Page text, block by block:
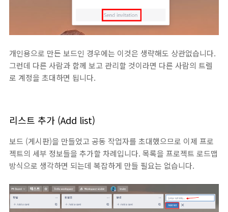
개인용으로 만든 보드인 경우에는 이것은 생략해도 상관없습니다.
그런데 다른 사람과 함께 보고 관리할 것이라면 다른 사람의 트렐
로 계정을 초대하면 됩니다.
리스트 추가 (Add list)
보드 (게시판)을 만들었고 공동 작업자를 초대했으므로 이제 프로
젝트의 세부 정보들을 추가할 차례입니다. 목록을 프로젝트 로드맵
방식으로 생각하면 되는데 복잡하게 만들 필요는 없습니다.